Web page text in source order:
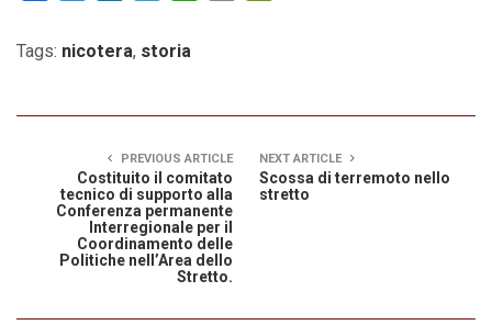
Tags: nicotera, storia
PREVIOUS ARTICLE
Costituito il comitato
tecnico di supporto alla
Conferenza permanente
Interregionale per il
Coordinamento delle
Politiche nell’Area dello
Stretto.
NEXT ARTICLE
Scossa di terremoto nello
stretto